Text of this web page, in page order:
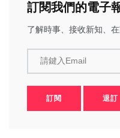
訂閱我們的電子
了解時事、接收新知、
請鍵入Email
訂閱 退訂